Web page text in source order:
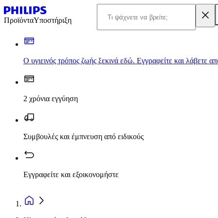
ΠροϊόνταΥποστήριξη
Ο υγιεινός τρόπος ζωής ξεκινά εδώ. Εγγραφείτε και λάβετε
2 χρόνια εγγύηση
Συμβουλές και έμπνευση από ειδικούς
Εγγραφείτε και εξοικονομήστε